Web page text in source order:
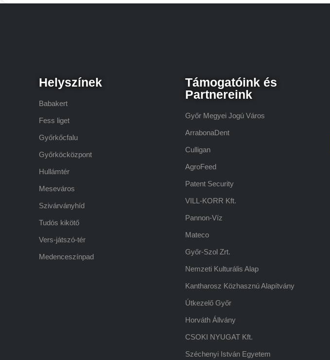
Helyszínek
Babakert
Fess liget
Győrkőcfalu
Győrköcközpont
Hullámtér
Meseváros
Szivárványhíd
Tudós kikötő
Vers-játszó-tér
Medenceszínpad
Támogatóink és
Partnereink
Győr Megyei Jogú Város
ArrabonaDent
Culligan
AgroFeed
Patent Security
VILL-KORR Kft.
Pannon-Víz
Mateco
Győr-Szol Zrt.
Nemzeti Kulturális Alap
Kantharosz Közhasznú Alapítvány
Útkezelő Győr
Horváth Állvány
CSOKI NYUGAT Kft.
Széchenyi István Egyetem